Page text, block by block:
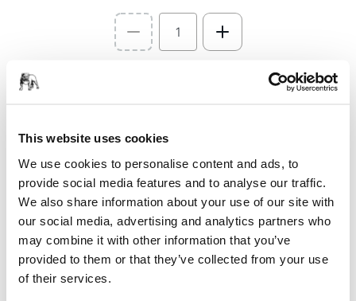
This website uses cookies
We use cookies to personalise content and ads, to
provide social media features and to analyse our traffic.
We also share information about your use of our site with
our social media, advertising and analytics partners who
may combine it with other information that you’ve
provided to them or that they’ve collected from your use
of their services.
Select quantity value
Finn en forhandler
FOR DEG
Leveranse innen 5-7 arbeidsdager
Leveranse innen Norge
Fri frakt over kr.699.- inkl. moms
Sikker betaling med kort